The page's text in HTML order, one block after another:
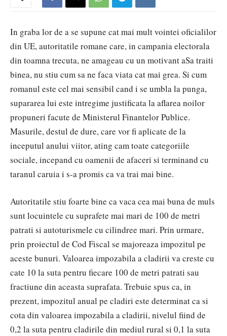
In graba lor de a se supune cat mai mult vointei oficialilor
din UE, autoritatile romane care, in campania electorala
din toamna trecuta, ne amageau cu un motivant aSa traiti
binea, nu stiu cum sa ne faca viata cat mai grea. Si cum
romanul este cel mai sensibil cand i se umbla la punga,
supararea lui este intregime justificata la aflarea noilor
propuneri facute de Ministerul Finantelor Publice.
Masurile, destul de dure, care vor fi aplicate de la
inceputul anului viitor, ating cam toate categoriile
sociale, incepand cu oamenii de afaceri si terminand cu
taranul caruia i s-a promis ca va trai mai bine.
Autoritatile stiu foarte bine ca vaca cea mai buna de muls
sunt locuintele cu suprafete mai mari de 100 de metri
patrati si autoturismele cu cilindree mari. Prin urmare,
prin proiectul de Cod Fiscal se majoreaza impozitul pe
aceste bunuri. Valoarea impozabila a cladirii va creste cu
cate 10 la suta pentru fiecare 100 de metri patrati sau
fractiune din aceasta suprafata. Trebuie spus ca, in
prezent, impozitul anual pe cladiri este determinat ca si
cota din valoarea impozabila a cladirii, nivelul fiind de
0,2 la suta pentru cladirile din mediul rural si 0,1 la suta